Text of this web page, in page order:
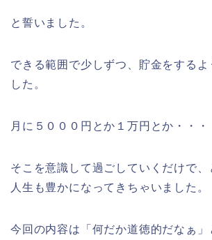
と誓いました。
できる範囲で少しずつ、貯金をするよ
した。
月に５０００円とか１万円とか・・・
そこを意識して過ごしていくだけで、
人生も豊かになってきちゃいました。
今回の内容は「何だか道徳的だなぁ」